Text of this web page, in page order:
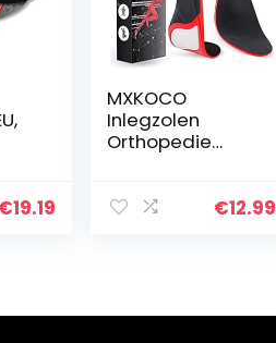
€19.19
MXKOCO
Inlegzolen
Orthopedie
Platvoeten /
Hielpijn…
€12.99